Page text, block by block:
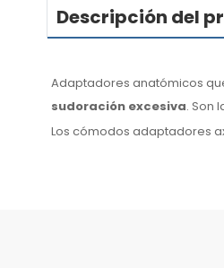
Descripción del
Adaptadores anatómicos
sudoración excesiva. Son
Los cómodos adaptadores